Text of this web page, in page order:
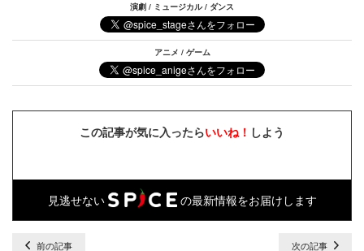
演劇 / ミュージカル / ダンス
アニメ / ゲーム
この記事が気に入ったらいいね！ しよう
見逃せない の最新情報をお届けします
前の記事 次の記事